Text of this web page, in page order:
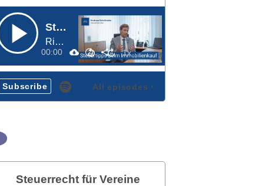
Steuertipps beim Immobilienkauf
Richtig planen und teure Fehler vermeiden
00:00
Subscribe All episodes ›
Steuerrecht für Vereine